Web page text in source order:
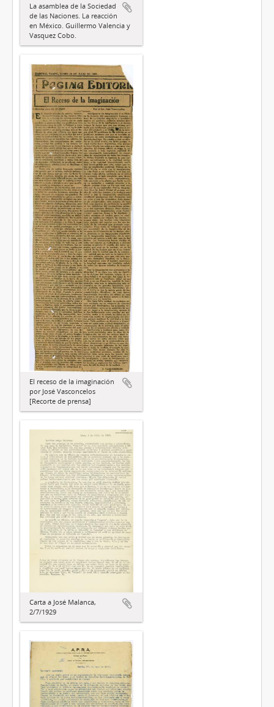
La asamblea de la Sociedad
de las Naciones. La reacción
en México. Guillermo Valencia y
Vasquez Cobo.
El receso de la imaginación
por José Vasconcelos
[Recorte de prensa]
Carta a José Malanca,
2/7/1929